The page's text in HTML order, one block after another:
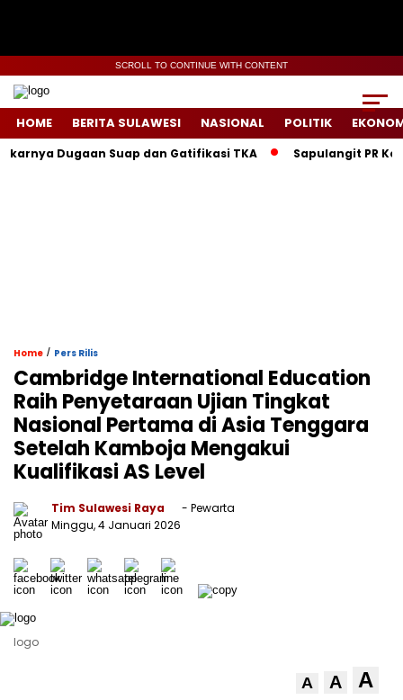
SCROLL TO CONTINUE WITH CONTENT
HOME BERITA SULAWESI NASIONAL POLITIK
Suap dan Gatifikasi TKA Sapulangit PR Kolaborasi
Home / Pers Rilis
Cambridge International Education
Raih Penyetaraan Ujian Tingkat
Nasional Pertama di Asia Tenggara
Setelah Kamboja Mengakui
Kualifikasi AS Level
Tim Sulawesi Raya
- Pewarta
Minggu, 4 Januari 2026
logo
A A A